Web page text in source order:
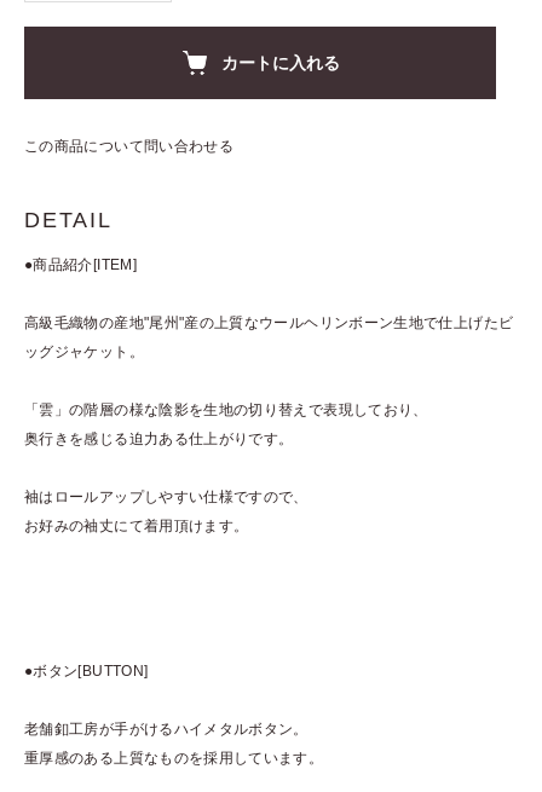
カートに入れる
この商品について問い合わせる
DETAIL
●商品紹介[ITEM]
高級毛織物の産地"尾州"産の上質なウールヘリンボーン生地で仕上げたビ
ッグジャケット。
「雲」の階層の様な陰影を生地の切り替えで表現しており、
奥行きを感じる迫力ある仕上がりです。
袖はロールアップしやすい仕様ですので、
お好みの袖丈にて着用頂けます。
●ボタン[BUTTON]
老舗釦工房が手がけるハイメタルボタン。
重厚感のある上質なものを採用しています。